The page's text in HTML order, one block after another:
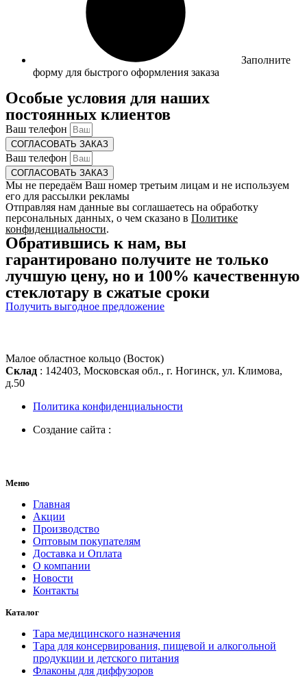
Заполните
форму для быстрого оформления заказа
Особые условия для наших
постоянных клиентов
Ваш телефон
СОГЛАСОВАТЬ ЗАКАЗ
Ваш телефон
СОГЛАСОВАТЬ ЗАКАЗ
Мы не передаём Ваш номер третьим лицам и не используем
его для рассылки рекламы
Отправляя нам данные вы соглашаетесь на обработку
персональных данных, о чем сказано в Политике
конфиденциальности.
Обратившись к нам, вы
гарантировано получите не только
лучшую цену, но и 100% качественную
стеклотару в сжатые сроки
Получить выгодное предложение
Малое областное кольцо (Восток)
Склад : 142403, Московская обл., г. Ногинск, ул. Климова,
д.50
Политика конфиденциальности
Создание сайта :
Меню
Главная
Акции
Производство
Оптовым покупателям
Доставка и Оплата
О компании
Новости
Контакты
Каталог
Тара медицинского назначения
Тара для консервирования, пищевой и алкогольной
продукции и детского питания
Флаконы для диффузоров